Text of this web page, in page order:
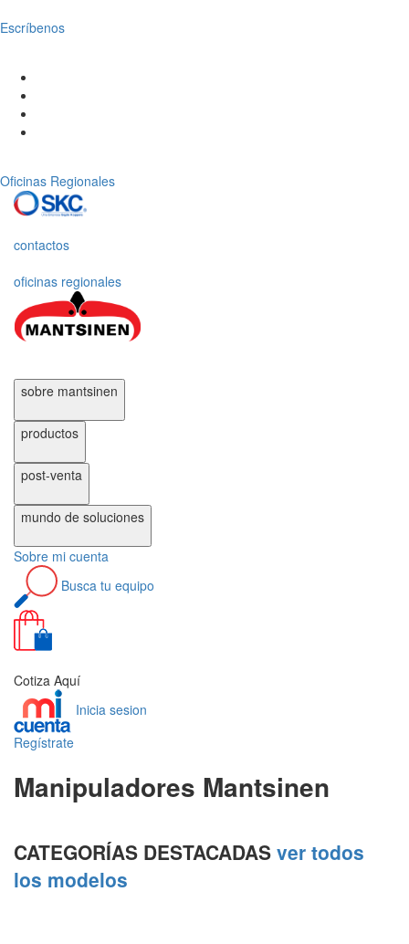
Escríbenos
Oficinas Regionales
contactos
oficinas regionales
sobre mantsinen
productos
post-venta
mundo de soluciones
Sobre mi cuenta
Busca tu equipo
Cotiza Aquí
Inicia sesion
Regístrate
Manipuladores Mantsinen
CATEGORÍAS DESTACADAS ver todos
los modelos